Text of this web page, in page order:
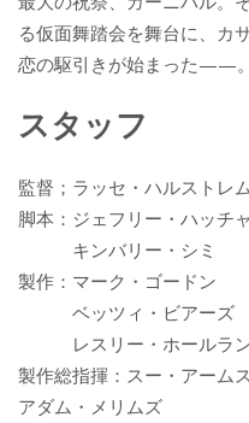
る仮面舞踏会を舞台に、カ
恋の駆引きが始まった——。
スタッフ
監督；ラッセ・ハルストレム
脚本：ジェフリー・ハッチ
キンバリー・シミ
製作：マーク・ゴードン
ベッツィ・ビアーズ
レスリー・ホールラ
製作総指揮：スー・アーム
アダム・メリムズ